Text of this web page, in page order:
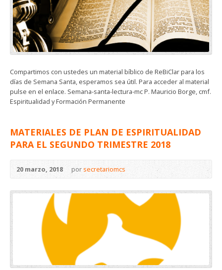
Compartimos con ustedes un material bíblico de ReBiClar para los
días de Semana Santa, esperamos sea útil. Para acceder al material
pulse en el enlace. Semana-santa-lectura-mc P. Mauricio Borge, cmf.
Espiritualidad y Formación Permanente
MATERIALES DE PLAN DE ESPIRITUALIDAD
PARA EL SEGUNDO TRIMESTRE 2018
20 marzo, 2018 por secretariomcs